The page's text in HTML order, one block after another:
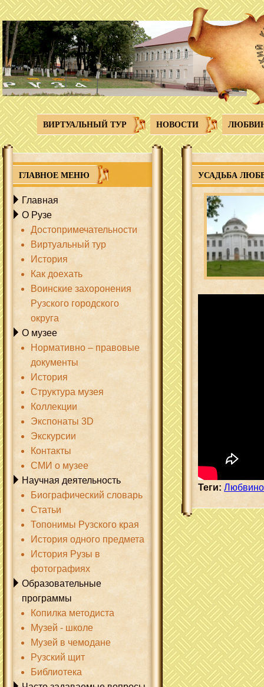
Перейти к основному содержанию
ВИРТУАЛЬНЫЙ ТУР НОВОСТИ
ГЛАВНОЕ МЕНЮ
Главная
О Рузе
Достопримечательности
Виртуальный тур
История
Как доехать
Воинские захоронения
Рузского городского
округа
О музее
Нормативно – правовые
документы
История
Структура музея
Коллекции
Экспонаты 3D
Экскурсии
Контакты
СМИ о музее
Научная деятельность
Биографический словарь
Статьи
Топонимы Рузского края
История одного предмета
История Рузы в
фотографиях
Образовательные
программы
Копилка методиста
Музей - школе
Музей в чемодане
Рузский щит
Библиотека
УСАДЬБА
Теги:Любвино